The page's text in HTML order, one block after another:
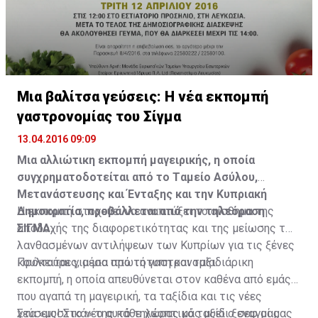
Μια βαλίτσα γεύσεις: Η νέα εκπομπή
γαστρονομίας του Σίγμα
13.04.2016 09:09
Μια αλλιώτικη εκπομπή μαγειρικής, η οποία
συγχρηματοδοτείται από το Tαμείο Ασύλου,
Μετανάστευσης και Ένταξης και την Κυπριακή
Δημοκρατία, προβάλλεται από την τηλεόραση
ΣΙΓΜΑ.
Η εκπομπή στοχεύει να αναπτύξει το αίσθημα της
αποδοχής της διαφορετικότητας και της μείωσης των
λανθασμένων αντιλήψεων των Κυπρίων για τις ξένες
κουλτούρες, μέσα από τη γαστρονομία.
Πρόκειται για μια πρωτότυπη και ταξιδιάρικη
εκπομπή, η οποία απευθύνεται στον καθένα από εμάς
που αγαπά τη μαγειρική, τα ταξίδια και τις νέες
γεύσεις! Στο νέo αυτό τηλεοπτικό ταξίδι ξεναγοί μας
Στα «μυστικά» της κάθε χώρας μάς μυεί ο σεφ μας